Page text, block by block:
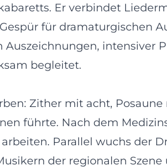
Er verbindet
für dramaturgischen
intensiver
begleitet.
Zither mit acht,
führte. Nach dem
Parallel wuchs der
der regionalen Szene